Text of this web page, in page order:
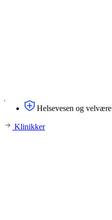
Helsevesen og velvære
Klinikker